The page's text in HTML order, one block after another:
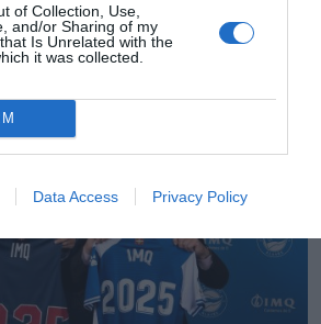
of Collection, Use,
and/or Sharing of my
Is Unrelated with the
it was collected.
Data Access Privacy Policy
a Cazoo como ‘title sponsor’
tres temporadas